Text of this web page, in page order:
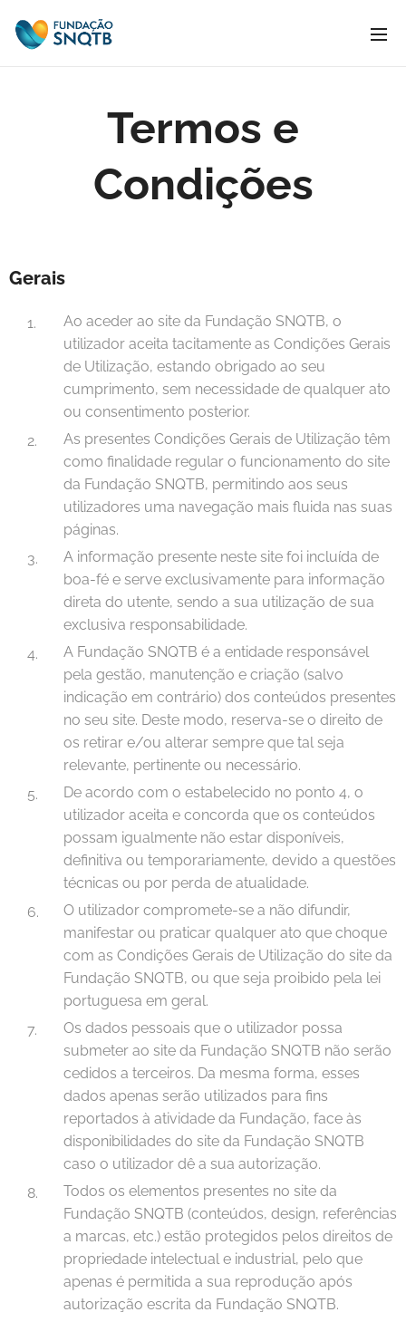
Termos e
Condições
Gerais
Ao aceder ao site da Fundação SNQTB, o
utilizador aceita tacitamente as Condições Gerais
de Utilização, estando obrigado ao seu
cumprimento, sem necessidade de qualquer ato
ou consentimento posterior.
As presentes Condições Gerais de Utilização têm
como finalidade regular o funcionamento do site
da Fundação SNQTB, permitindo aos seus
utilizadores uma navegação mais fluida nas suas
páginas.
A informação presente neste site foi incluída de
boa-fé e serve exclusivamente para informação
direta do utente, sendo a sua utilização de sua
exclusiva responsabilidade.
A Fundação SNQTB é a entidade responsável
pela gestão, manutenção e criação (salvo
indicação em contrário) dos conteúdos presentes
no seu site. Deste modo, reserva-se o direito de
os retirar e/ou alterar sempre que tal seja
relevante, pertinente ou necessário.
De acordo com o estabelecido no ponto 4, o
utilizador aceita e concorda que os conteúdos
possam igualmente não estar disponíveis,
definitiva ou temporariamente, devido a questões
técnicas ou por perda de atualidade.
O utilizador compromete-se a não difundir,
manifestar ou praticar qualquer ato que choque
com as Condições Gerais de Utilização do site da
Fundação SNQTB, ou que seja proibido pela lei
portuguesa em geral.
Os dados pessoais que o utilizador possa
submeter ao site da Fundação SNQTB não serão
cedidos a terceiros. Da mesma forma, esses
dados apenas serão utilizados para fins
reportados à atividade da Fundação, face às
disponibilidades do site da Fundação SNQTB
caso o utilizador dê a sua autorização.
Todos os elementos presentes no site da
Fundação SNQTB (conteúdos, design, referências
a marcas, etc.) estão protegidos pelos direitos de
propriedade intelectual e industrial, pelo que
apenas é permitida a sua reprodução após
autorização escrita da Fundação SNQTB.